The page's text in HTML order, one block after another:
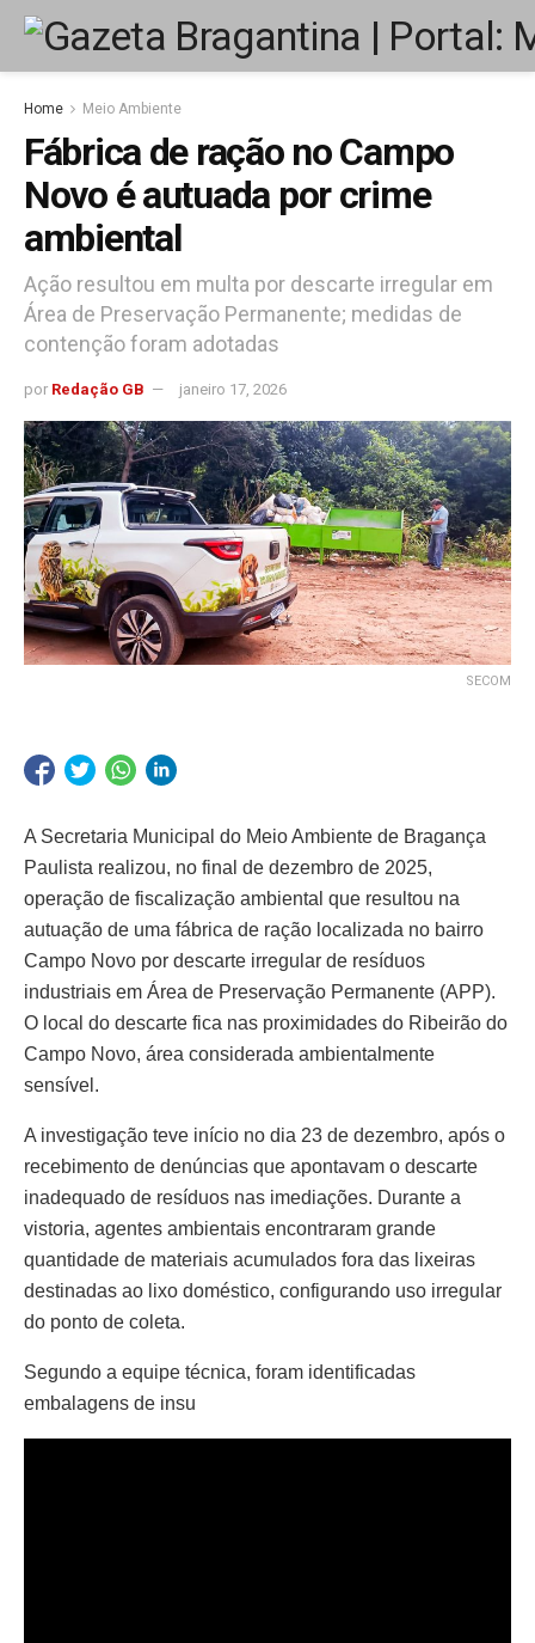
Home Meio Ambiente
Fábrica de ração no Campo
Novo é autuada por crime
ambiental
Ação resultou em multa por descarte irregular em
Área de Preservação Permanente; medidas de
contenção foram adotadas
por Redação GB janeiro 17, 2026
SECOM
A Secretaria Municipal do Meio Ambiente de Bragança
Paulista realizou, no final de dezembro de 2025,
operação de fiscalização ambiental que resultou na
autuação de uma fábrica de ração localizada no bairro
Campo Novo por descarte irregular de resíduos
industriais em Área de Preservação Permanente (APP).
O local do descarte fica nas proximidades do Ribeirão do
Campo Novo, área considerada ambientalmente
sensível.
A investigação teve início no dia 23 de dezembro, após o
recebimento de denúncias que apontavam o descarte
inadequado de resíduos nas imediações. Durante a
vistoria, agentes ambientais encontraram grande
quantidade de materiais acumulados fora das lixeiras
destinadas ao lixo doméstico, configurando uso irregular
do ponto de coleta.
Segundo a equipe técnica, foram identificadas
embalagens de insu